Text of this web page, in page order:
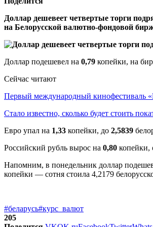
Доллар дешевеет четвертые торги
на Белорусской валютно-фондовой
Доллар подешевел на 0,79 копейки, на
Сейчас читают
Первый международный кинофестиваль
Стало известно, сколько будет стоить
Евро упал на 1,33 копейки, до 2,5839
Российский рубль вырос на 0,80 копейки,
Напомним, в понедельник доллар
копейки — сотня стоила 4,2179
#беларусь#курс_валют
205